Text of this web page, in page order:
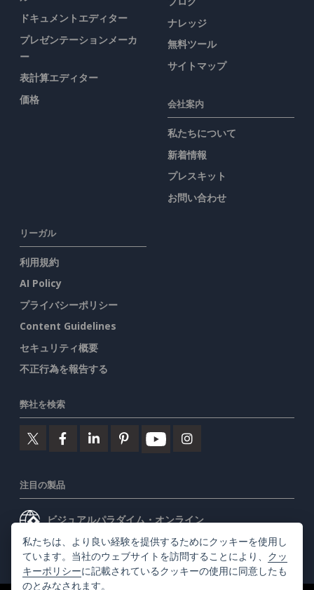
ドキュメントエディター
プレゼンテーションメーカ
ー
表計算エディター
価格
ナレッジ
無料ツール
サイトマップ
会社案内
私たちについて
新着情報
プレスキット
お問い合わせ
リーガル
利用規約
AI Policy
プライバシーポリシー
Content Guidelines
セキュリティ概要
不正行為を報告する
弊社を検索
注目の製品
ビジュアルパラダイム・オンライン
ビジュアルパラダイムデスクトップ
私たちは、より良い経験を提供するためにクッキーを使用し
ています。当社のウェブサイトを訪問することにより、 クッ
キーポリシーに記載されているクッキーの使用に同意したも
のとみなされます。